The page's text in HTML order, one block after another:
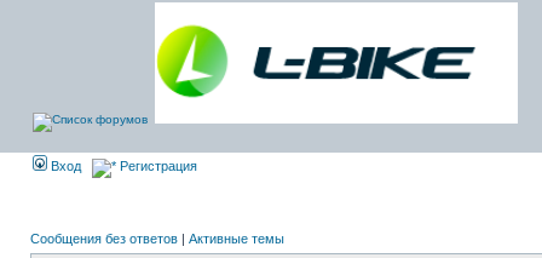
Вход Регистрация
Сообщения без ответов | Активные темы